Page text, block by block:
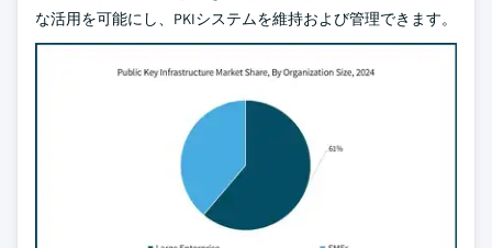
な活用を可能にし、PKIシステムを維持および管理できます。